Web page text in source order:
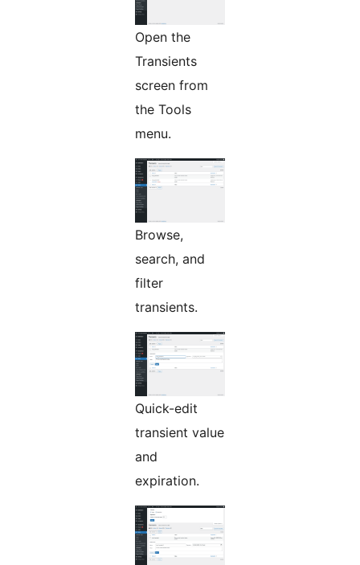
Open the
Transients
screen from
the Tools
menu.
Browse,
search, and
filter
transients.
Quick-edit
transient value
and
expiration.